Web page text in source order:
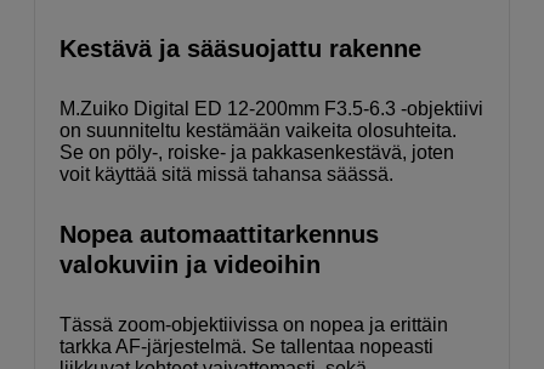
Kestävä ja sääsuojattu rakenne
M.Zuiko Digital ED 12-200mm F3.5-6.3 -objektiivi
on suunniteltu kestämään vaikeita olosuhteita.
Se on pöly-, roiske- ja pakkasenkestävä, joten
voit käyttää sitä missä tahansa säässä.
Nopea automaattitarkennus
valokuviin ja videoihin
Tässä zoom-objektiivissa on nopea ja erittäin
tarkka AF-järjestelmä. Se tallentaa nopeasti